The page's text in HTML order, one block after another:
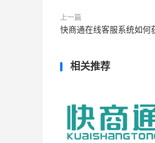
上一篇
快商通在线客服系统如何
相关推荐